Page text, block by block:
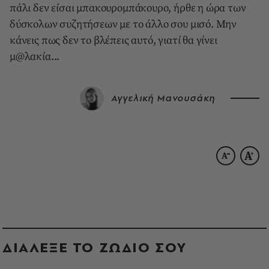
πάλι δεν είσαι μπακουρομπάκουρο, ήρθε η ώρα των
δύσκολων συζητήσεων με το άλλο σου μισό. Μην
κάνεις πως δεν το βλέπεις αυτό, γιατί θα γίνει
μ@λακία...
Αγγελική Μανουσάκη
ΔΙΑΛΕΞΕ ΤΟ ΖΩΔΙΟ ΣΟΥ